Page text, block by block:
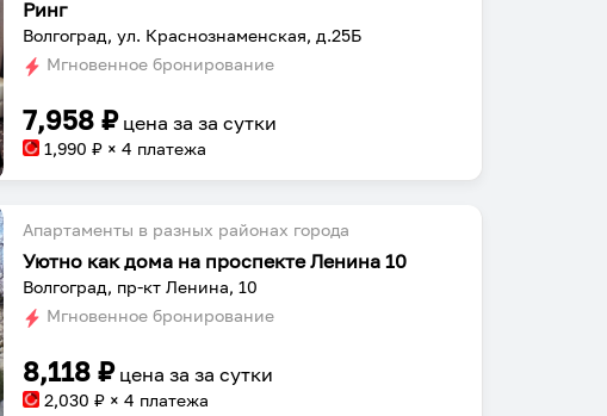
Ринг
Волгоград, ул. Краснознаменская, д.25Б
Мгновенное бронирование
7,958 ₽ цена заза сутки
1,990 ₽ × 4 платежа
Апартаменты в разных районах города
Уютно как дома на проспекте Ленина 10
Волгоград, пр-кт Ленина, 10
Мгновенное бронирование
8,118 ₽ цена заза сутки
2,030 ₽ × 4 платежа